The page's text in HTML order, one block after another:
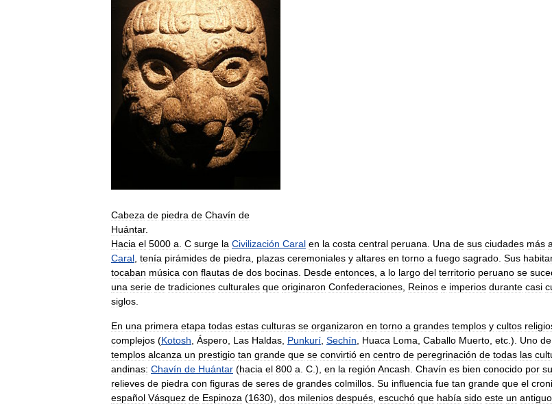
Cabeza de piedra de Chavín de
Huántar.
Hacia el 5000 a C surge la Civilización Caral en la costa central peruana Una de sus ciudades más
Caral tenía pirámides de piedra plazas ceremoniales y altares en torno a fuego sagrado Sus
tocaban música con flautas de dos bocinas Desde entonces a lo largo del territorio peruano se
una serie de tradiciones culturales que originaron Confederaciones Reinos e imperios durante casi
siglos
En una primera etapa todas estas culturas se organizaron en torno a grandes templos y cultos
complejos (Kotosh Áspero Las Haldas Punkurí Sechín Huaca Loma Caballo Muerto etc .). Uno de
templos alcanza un prestigio tan grande que se convirtió en centro de peregrinación de todas las
andinas: Chavín de Huántar (hacia el 800 a C .), en la región Ancash Chavín es bien conocido por
relieves de piedra con figuras de seres de grandes colmillos Su influencia fue tan grande que el
español Vásquez de Espinoza (1630), dos milenios después escuchó que había sido este un antiguo